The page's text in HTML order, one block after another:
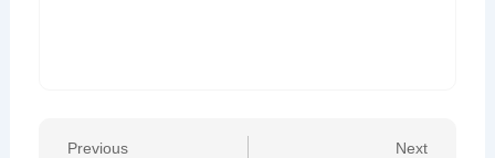
Previous Next